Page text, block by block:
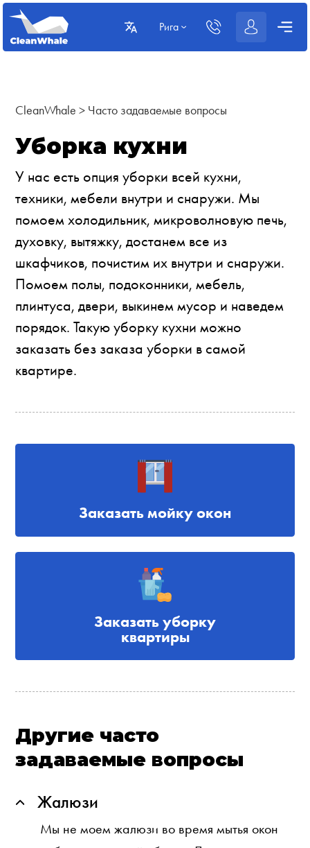
Рига
CleanWhale > Часто задаваемые вопросы
Уборка кухни
У нас есть опция уборки всей кухни,
техники, мебели внутри и снаружи. Мы
помоем холодильник, микроволновую печь,
духовку, вытяжку, достанем все из
шкафчиков, почистим их внутри и снаружи.
Помоем полы, подоконники, мебель,
плинтуса, двери, выкинем мусор и наведем
порядок. Такую уборку кухни можно
заказать без заказа уборки в самой
квартире.
Заказать мойку окон
Заказать уборку
квартиры
Другие часто
задаваемые вопросы
Жалюзи
Мы не моем жалюзи во время мытья окон